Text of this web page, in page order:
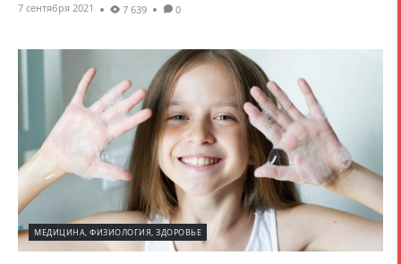
7 сентября 2021 7 639 0
МЕДИЦИНА, ФИЗИОЛОГИЯ, ЗДОРОВЬЕ